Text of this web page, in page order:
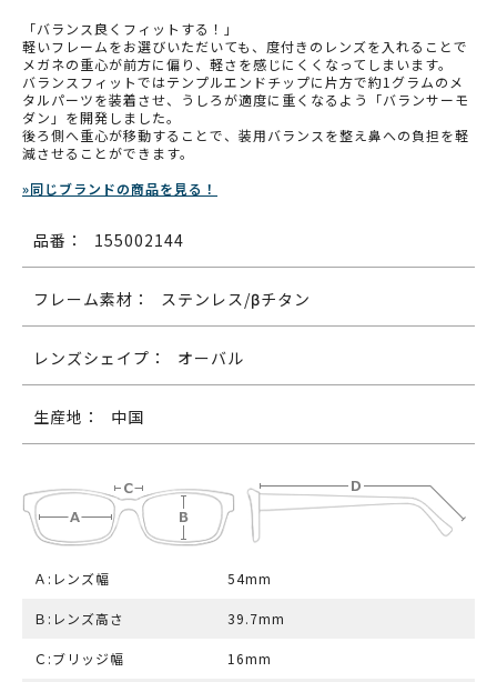
「バランス良くフィットする！」
軽いフレームをお選びいただいても、度付きのレンズを入れることで
メガネの重心が前方に偏り、軽さを感じにくくなってしまいます。
バランスフィットではテンプルエンドチップに片方で約1グラムのメ
タルパーツを装着させ、うしろが適度に重くなるよう「バランサーモ
ダン」を開発しました。
後ろ側へ重心が移動することで、装用バランスを整え鼻への負担を軽
減させることができます。
»同じブランドの商品を見る！
品番： 155002144
フレーム素材： ステンレス/βチタン
レンズシェイプ： オーバル
生産地： 中国
Ａ:レンズ幅 54mm
Ｂ:レンズ高さ 39.7mm
Ｃ:ブリッジ幅 16mm